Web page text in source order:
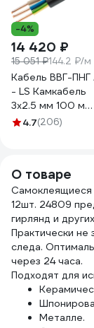
-4%
14 420 ₽
15 051 ₽144.2 ₽/м
Кабель ВВГ-ПНГ
- LS Камкабель
3x2.5 мм 100 м
ГОСТ
4.7(206)
О товаре
Самоклеящиеся
12шт. 24809
гирлянд и
Практически не
следа.
через 24 часа.
Подходят для
Металле.